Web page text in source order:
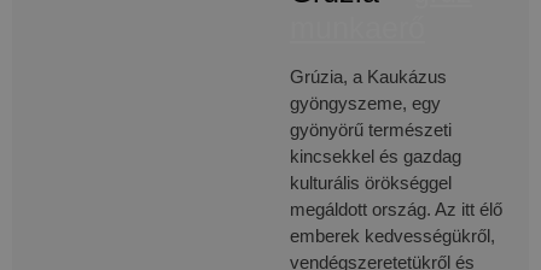
Grúzia, a Kaukázus
gyöngyszeme, egy
gyönyörű természeti
kincsekkel és gazdag
kulturális örökséggel
megáldott ország. Az itt élő
emberek kedvességükről,
vendégszeretetükről és
szolgáltatáshoz. Ez a
felhasználók
megkülönböztetésére
véletlenszerűen
generált szám
hozzárendelésével
kliens azonosítóként.
A webhely minden
oldalkérésében
szerepel, és a